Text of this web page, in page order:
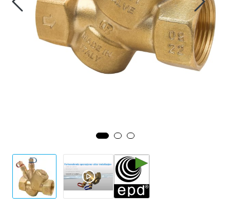
Videoer
Sertifiseringer
Et annerledes selskap